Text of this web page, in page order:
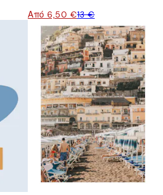
Από 6,50 €13 €